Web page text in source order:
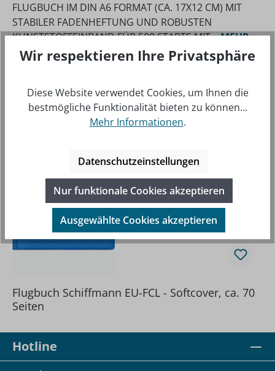
FLUGBUCH IM DIN A6 FORMAT (CA. 17X12 CM) MIT
STABILER FADENHEFTUNG UND ROBUSTEN
KUNSTSTOFFEINBAND FÜR 500 STARTS MIT…MEHR
Produktgalerie überspringen
Beliebte Artikel
Flugbuch Schiffmann EU-FCL - Softcover, ca. 70
Seiten
Hotline
Wir respektieren Ihre Privatsphäre
Diese Website verwendet Cookies, um Ihnen die
bestmögliche Funktionalität bieten zu können...
Mehr Informationen.
Datenschutzeinstellungen
Nur funktionale Cookies akzeptieren
Ausgewählte Cookies akzeptieren